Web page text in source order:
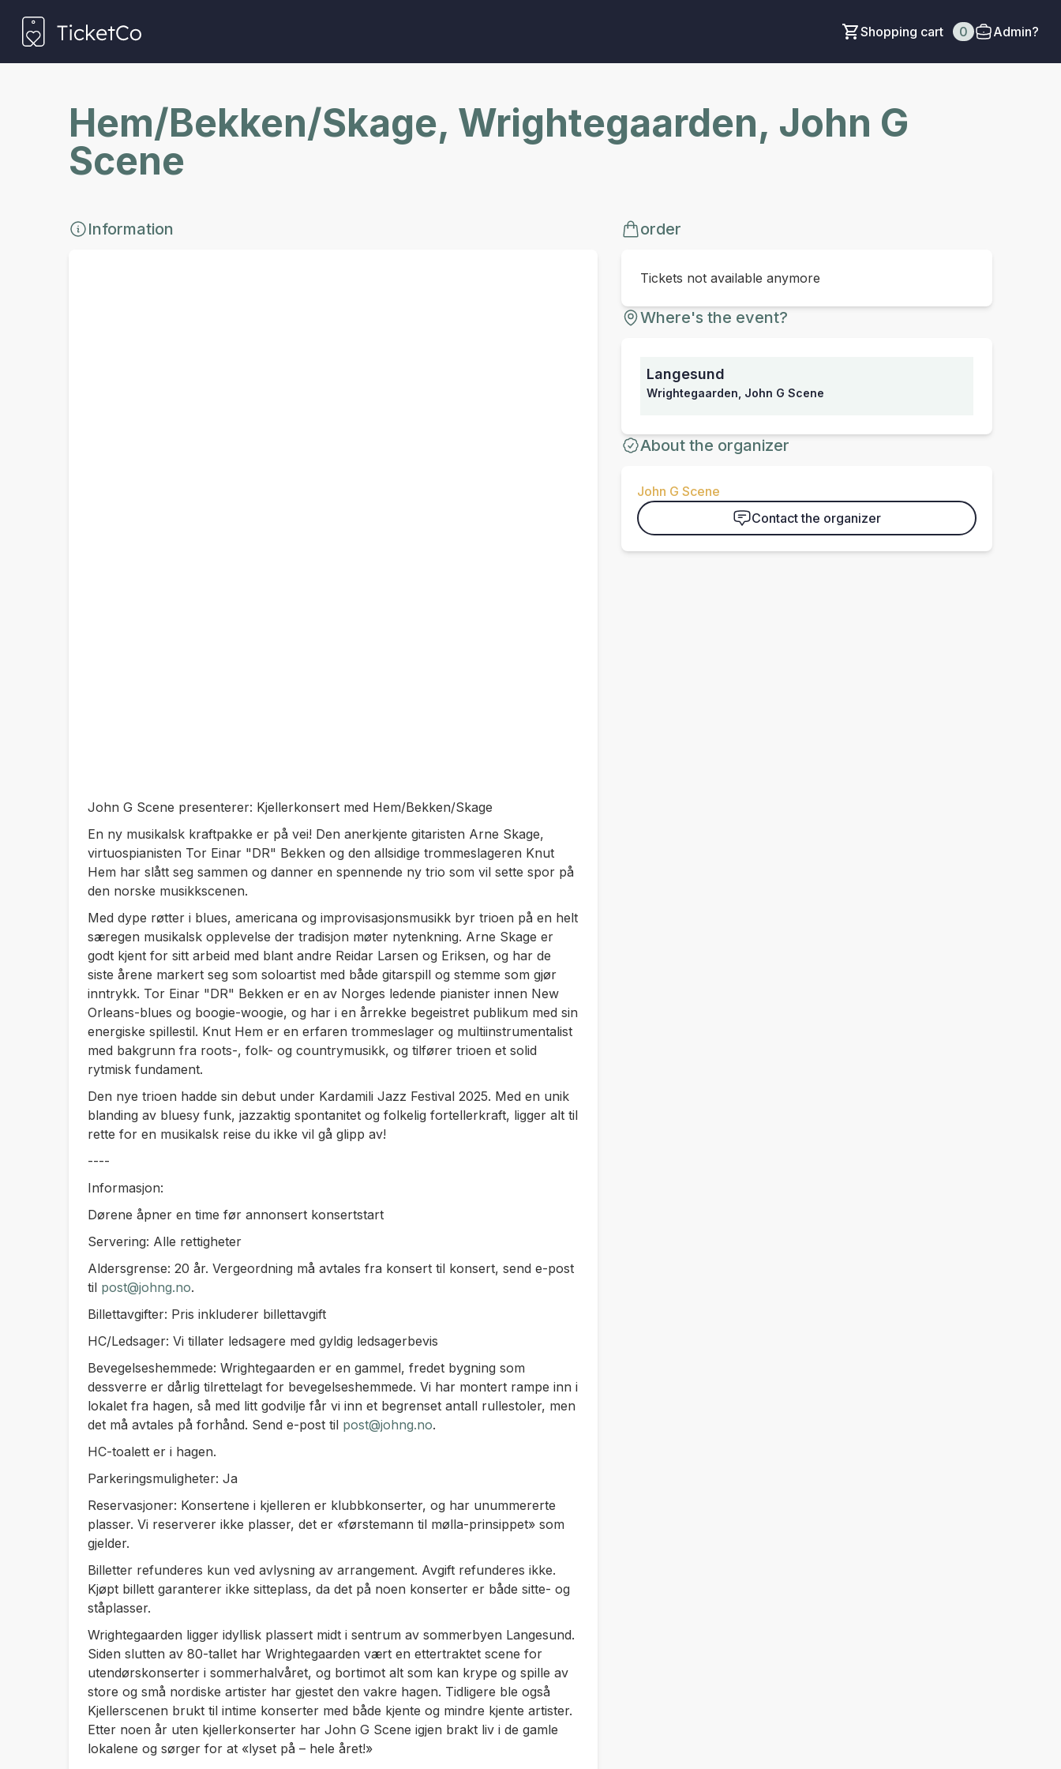
Shopping cart 0 Admin?
Hem/Bekken/Skage, Wrightegaarden, John G
Scene
Information
John G Scene presenterer: Kjellerkonsert med Hem/Bekken/Skage
En ny musikalsk kraftpakke er på vei! Den anerkjente gitaristen Arne Skage,
virtuospianisten Tor Einar "DR" Bekken og den allsidige trommeslageren Knut
Hem har slått seg sammen og danner en spennende ny trio som vil sette spor på
den norske musikkscenen.
Med dype røtter i blues, americana og improvisasjonsmusikk byr trioen på en helt
særegen musikalsk opplevelse der tradisjon møter nytenkning. Arne Skage er
godt kjent for sitt arbeid med blant andre Reidar Larsen og Eriksen, og har de
siste årene markert seg som soloartist med både gitarspill og stemme som gjør
inntrykk. Tor Einar "DR" Bekken er en av Norges ledende pianister innen New
Orleans-blues og boogie-woogie, og har i en årrekke begeistret publikum med sin
energiske spillestil. Knut Hem er en erfaren trommeslager og multiinstrumentalist
med bakgrunn fra roots-, folk- og countrymusikk, og tilfører trioen et solid
rytmisk fundament.
Den nye trioen hadde sin debut under Kardamili Jazz Festival 2025. Med en unik
blanding av bluesy funk, jazzaktig spontanitet og folkelig fortellerkraft, ligger alt til
rette for en musikalsk reise du ikke vil gå glipp av!
----
Informasjon:
Dørene åpner en time før annonsert konsertstart
Servering: Alle rettigheter
Aldersgrense: 20 år. Vergeordning må avtales fra konsert til konsert, send e-post
til post@johng.no.
Billettavgifter: Pris inkluderer billettavgift
HC/Ledsager: Vi tillater ledsagere med gyldig ledsagerbevis
Bevegelseshemmede: Wrightegaarden er en gammel, fredet bygning som
dessverre er dårlig tilrettelagt for bevegelseshemmede. Vi har montert rampe inn i
lokalet fra hagen, så med litt godvilje får vi inn et begrenset antall rullestoler, men
det må avtales på forhånd. Send e-post til post@johng.no.
HC-toalett er i hagen.
Parkeringsmuligheter: Ja
Reservasjoner: Konsertene i kjelleren er klubbkonserter, og har unummererte
plasser. Vi reserverer ikke plasser, det er «førstemann til mølla-prinsippet» som
gjelder.
Billetter refunderes kun ved avlysning av arrangement. Avgift refunderes ikke.
Kjøpt billett garanterer ikke sitteplass, da det på noen konserter er både sitte- og
ståplasser.
Wrightegaarden ligger idyllisk plassert midt i sentrum av sommerbyen Langesund.
Siden slutten av 80-tallet har Wrightegaarden vært en ettertraktet scene for
utendørskonserter i sommerhalvåret, og bortimot alt som kan krype og spille av
store og små nordiske artister har gjestet den vakre hagen. Tidligere ble også
Kjellerscenen brukt til intime konserter med både kjente og mindre kjente artister.
Etter noen år uten kjellerkonserter har John G Scene igjen brakt liv i de gamle
lokalene og sørger for at «lyset på – hele året!»
order
Tickets not available anymore
Where's the event?
Langesund
Wrightegaarden, John G Scene
About the organizer
John G Scene
Contact the organizer